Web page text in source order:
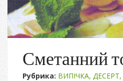
Сметанний
Рубрика: ВИПІЧКА, ДЕСЕРТ,